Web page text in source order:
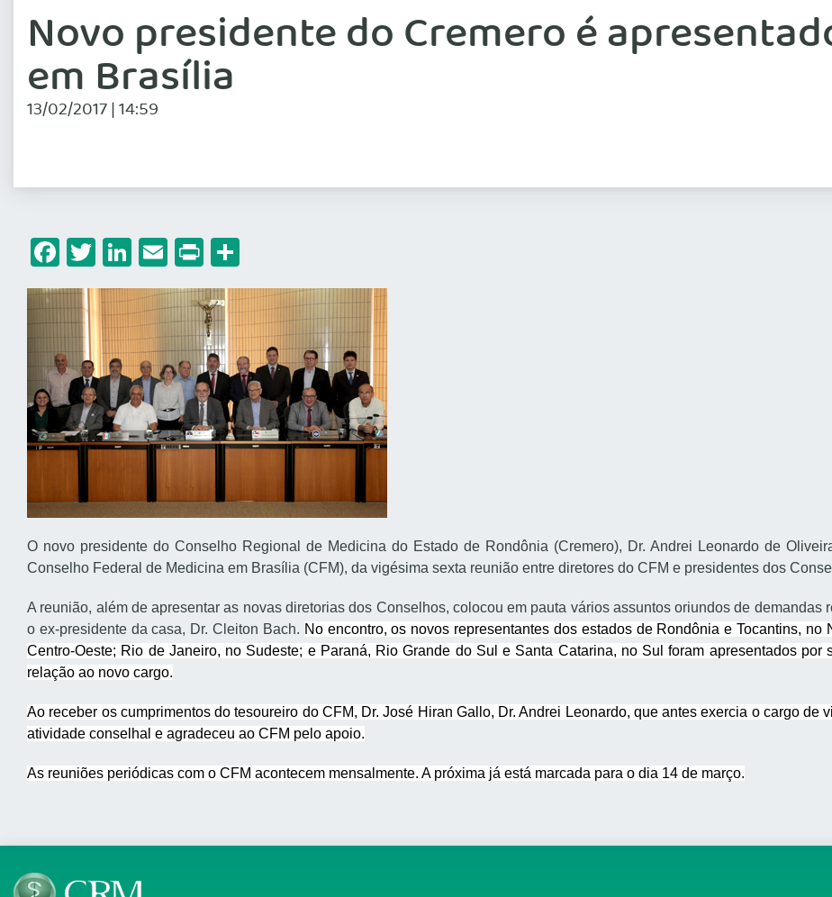
Novo presidente do Cremero é
em Brasília
13/02/2017 | 14:59
Facebook
Twitter
LinkedIn
Email
Print
O novo presidente do Conselho Regional de Medicina do Estado de Rondônia (Cremero), Dr. Andrei Leonardo de
Conselho Federal de Medicina em Brasília (CFM), da vigésima sexta reunião entre diretores do CFM e presidentes dos
A reunião, além de apresentar as novas diretorias dos Conselhos, colocou em pauta vários assuntos oriundos de demandas
o ex-presidente da casa, Dr. Cleiton Bach. No encontro, os novos representantes dos estados de Rondônia e Tocantins,
Centro-Oeste; Rio de Janeiro, no Sudeste; e Paraná, Rio Grande do Sul e Santa Catarina, no Sul foram apresentados
relação ao novo cargo.
Ao receber os cumprimentos do tesoureiro do CFM, Dr. José Hiran Gallo, Dr. Andrei Leonardo, que antes exercia o cargo de
atividade conselhal e agradeceu ao CFM pelo apoio.
As reuniões periódicas com o CFM acontecem mensalmente. A próxima já está marcada para o dia 14 de março.